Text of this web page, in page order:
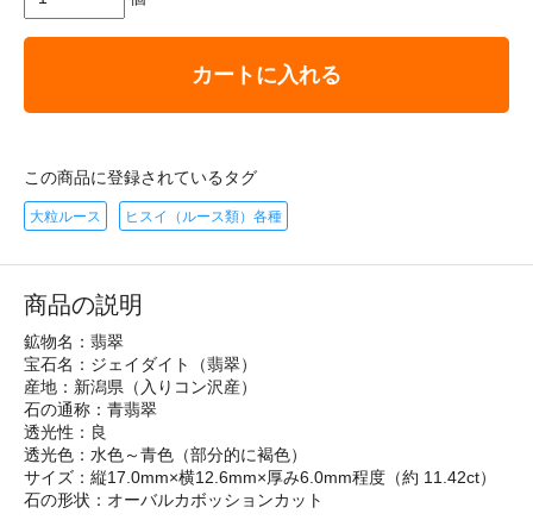
カートに入れる
この商品に登録されているタグ
大粒ルース ヒスイ（ルース類）各種
商品の説明
鉱物名：翡翠
宝石名：ジェイダイト（翡翠）
産地：新潟県（入りコン沢産）
石の通称：青翡翠
透光性：良
透光色：水色～青色（部分的に褐色）
サイズ：縦17.0mm×横12.6mm×厚み6.0mm程度（約 11.42ct）
石の形状：オーバルカボッションカット